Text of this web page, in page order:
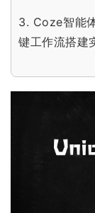
3. Coze智能
键工作流搭建